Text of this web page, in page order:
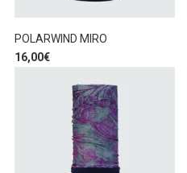
POLARWIND MIRO
16,00€